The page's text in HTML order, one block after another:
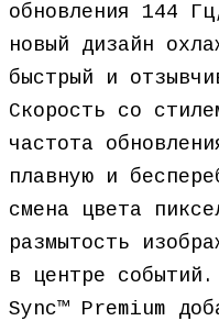
обновления 144
новый дизайн
быстрый и
Скорость со
частота
плавную и
смена цвета
размытость
в центре
Sync™ Premium